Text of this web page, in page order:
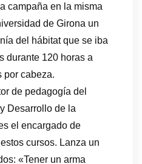
campaña en la misma
de Girona un
del hábitat que se iba
durante 120 horas a
por cabeza.
de pedagogía del
Desarrollo de la
el encargado de
cursos. Lanza un
«Tener un arma